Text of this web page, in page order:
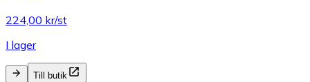
224,00 kr/st
I lager
Till butik